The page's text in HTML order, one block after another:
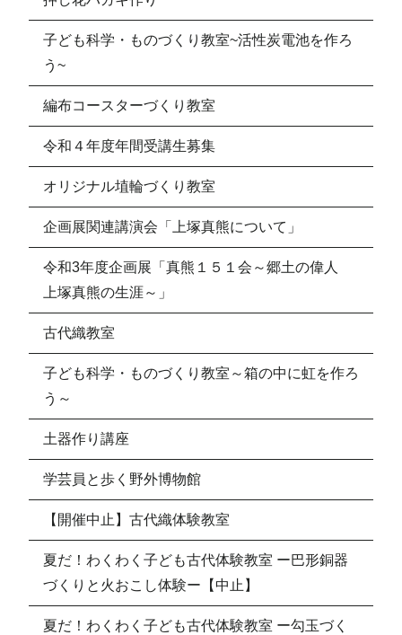
子ども科学・ものづくり教室~活性炭電池を作ろ
う~
編布コースターづくり教室
令和４年度年間受講生募集
オリジナル埴輪づくり教室
企画展関連講演会「上塚真熊について」
令和3年度企画展「真熊１５１会～郷土の偉人
上塚真熊の生涯～」
古代織教室
子ども科学・ものづくり教室～箱の中に虹を作ろ
う～
土器作り講座
学芸員と歩く野外博物館
【開催中止】古代織体験教室
夏だ！わくわく子ども古代体験教室 ー巴形銅器
づくりと火おこし体験ー【中止】
夏だ！わくわく子ども古代体験教室 ー勾玉づく